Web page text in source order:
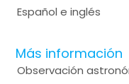
Español e inglés
Más información
Observación